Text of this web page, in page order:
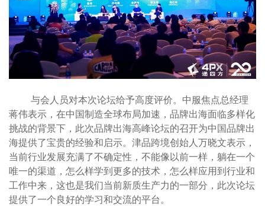
与会人员对本次论坛给予高度评价。中服焦点总经理
蒋伟表示，在中国制造全球布局加速，品牌出海面临多样化
挑战的背景下，此次品牌出海高峰论坛的召开为中国品牌出
海提供了宝贵的经验和启示。津品跨境创始人万晓文表示，
当前行业发展充满了不确定性，不能像以前一样，躺在一个
唯一的渠道，怎么样学到更多的技术，怎么样应用到行业和
工作中来，这也是我们当前新质生产力的一部分，此次论坛
提供了一个良好的学习和交流的平台。